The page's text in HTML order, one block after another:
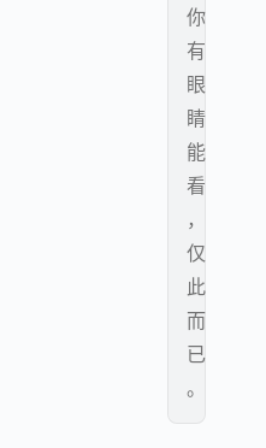
你
有
眼
睛
能
看
，
仅
此
而
已
。